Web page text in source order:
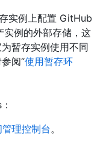
实例上配置 GitHub
例的外部存储，这
暂存实例使用不同
阅“使用暂存环
理控制台。